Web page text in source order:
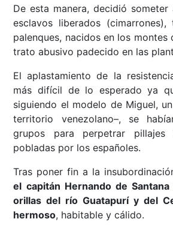
De esta manera, decidió
esclavos liberados (cimarrones),
palenques, nacidos en los montes
trato abusivo padecido en las
El aplastamiento de la
más difícil de lo esperado ya
siguiendo el modelo de Miguel,
territorio venezolano–, se
grupos para perpetrar pillajes
pobladas por los españoles.
Tras poner fin a la
el capitán Hernando de
orillas del río Guatapurí y del
hermoso, habitable y cálido.